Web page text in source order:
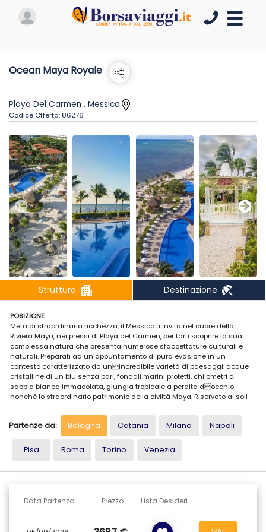
Ocean Maya Royale
Playa Del Carmen , Messico
Codice Offerta: 86276
Struttura apartment Destinazione beach_access
POSIZIONE
Meta di straordinaria ricchezza, il Messico ti invita nel cuore della
Riviera Maya, nei pressi di Playa del Carmen, per farti scoprire la sua
complessa natura che presenta numerose sfaccettature culturali e
naturali. Preparati ad un appuntamento di pura evasione in un
contesto caratterizzato da unincredibile varietà di paesaggi: acque
cristalline di un blu senza pari, fondali marini protetti, chilometri di
sabbia bianca immacolata, giungla tropicale a perdita docchio
nonché lo straordinario patrimonio della civiltà Maya. Riservato ai soli
tranquillità, lhotel Ocean Maya Royale 5 stelle è un angolo di
paradiso nei pressi di Punta Maroma, di fronte allisola di Cozumel.
Incastonato in uno scrigno di verde, offre prestazioni di grande qualità
in un quadro vivace e moderno al contempo, nel rispetto delle tradizioni
SISTEMAZIONI
dispone di 320 camere ripartite in piccoli edifici colorati e
armoniosamente situati nel cuore di uno splendido giardino
Partenze da: Bologna Catania Milano Napoli
Pisa Roma Torino Venezia
Data Partenza Prezzo Lista Desideri